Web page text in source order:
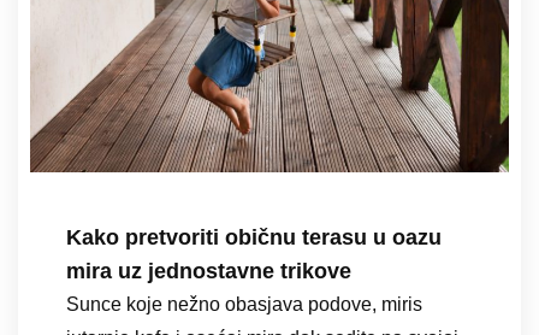
Kako pretvoriti običnu terasu u oazu
mira uz jednostavne trikove
Sunce koje nežno obasjava podove, miris